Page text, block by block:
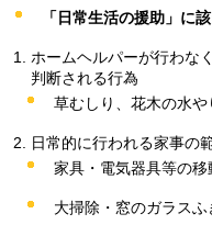
「日常生活の援助」に
ホームヘルパーが行わな
判断される行為
草むしり、花木の水
日常的に行われる家事の
家具・電気器具等の移
大掃除・窓のガラス